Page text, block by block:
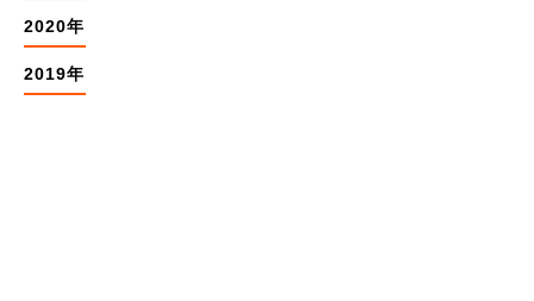
2020年
2019年